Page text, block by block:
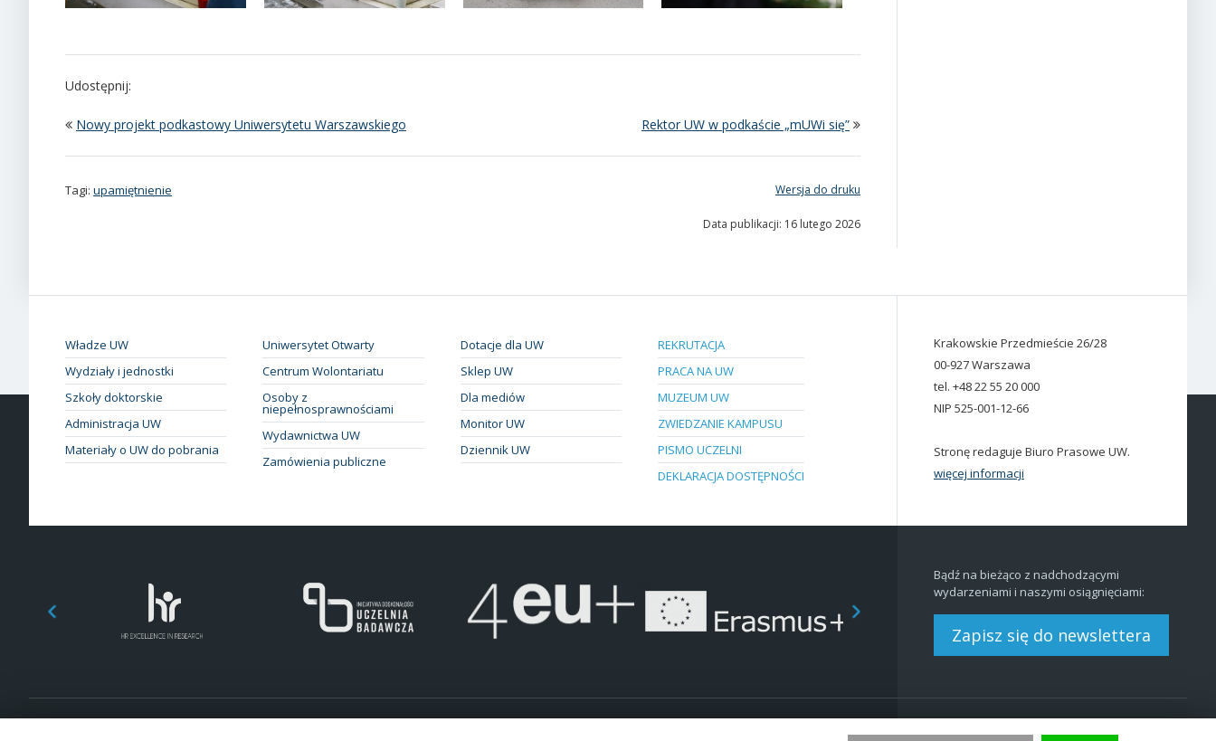
Udostępnij:
Nowy projekt podkastowy Uniwersytetu Warszawskiego Rektor UW w podkaście „mUWi się”
Tagi: upamiętnienie Wersja do druku
Data publikacji: 16 lutego 2026
Władze UW
Wydziały i jednostki
Szkoły doktorskie
Administracja UW
Materiały o UW do pobrania
Uniwersytet Otwarty
Centrum Wolontariatu
Osoby z
niepełnosprawnościami
Wydawnictwa UW
Zamówienia publiczne
Dotacje dla UW
Sklep UW
Dla mediów
Monitor UW
Dziennik UW
REKRUTACJA
PRACA NA UW
MUZEUM UW
ZWIEDZANIE KAMPUSU
PISMO UCZELNI
DEKLARACJA DOSTĘPNOŚCI
Krakowskie Przedmieście 26/28
00-927 Warszawa
tel. +48 22 55 20 000
NIP 525-001-12-66
Stronę redaguje Biuro Prasowe UW.
więcej informacji
Bądź na bieżąco z nadchodzącymi
wydarzeniami i naszymi osiągnięciami:
Zapisz się do newslettera
BIP|EN